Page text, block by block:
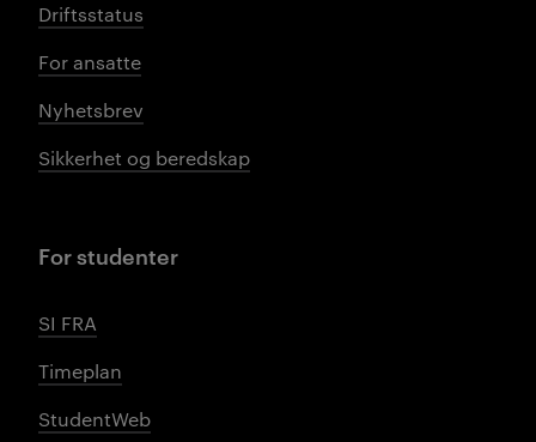
Driftsstatus
For ansatte
Nyhetsbrev
Sikkerhet og beredskap
For studenter
SI FRA
Timeplan
StudentWeb